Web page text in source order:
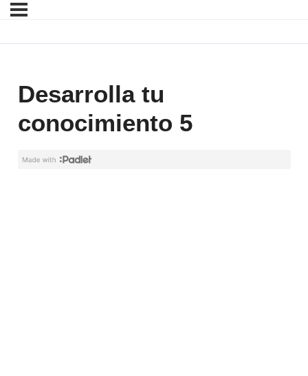
Desarrolla tu
conocimiento 5